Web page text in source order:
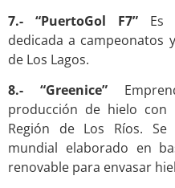
7.- “PuertoGol F7” Es
dedicada a campeonatos
de Los Lagos.
8.- “Greenice”
producción de hielo con
Región de Los Ríos.
mundial elaborado en
renovable para envasar